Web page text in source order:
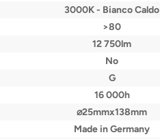
3000K - Bianco Caldo
>80
12 750lm
No
G
16 000h
⌀25mmx138mm
Made in Germany